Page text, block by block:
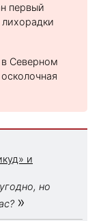
первый
Северном
и
но
»